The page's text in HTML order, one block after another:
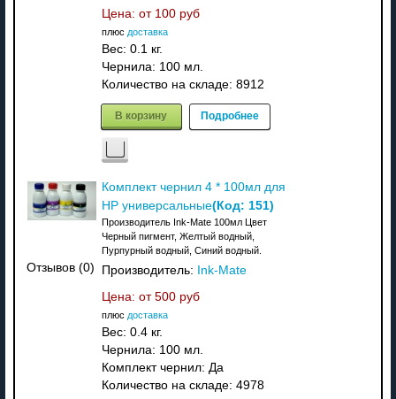
Цена: от 100 руб
плюс доставка
Вес: 0.1 кг.
Чернила: 100 мл.
Количество на складе: 8912
В корзину Подробнее
Отзывов (0)
Комплект чернил 4 * 100мл для
HP универсальные(Код: 151)
Производитель Ink-Mate 100мл Цвет
Черный пигмент, Желтый водный,
Пурпурный водный, Синий водный.
Производитель:
Ink-Mate
Цена: от 500 руб
плюс доставка
Вес: 0.4 кг.
Чернила: 100 мл.
Комплект чернил: Да
Количество на складе: 4978